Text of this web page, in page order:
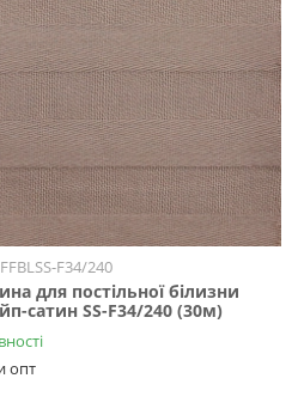
F34/240
для постільної білизни
сатин SS-F34/240 (30м)
опт